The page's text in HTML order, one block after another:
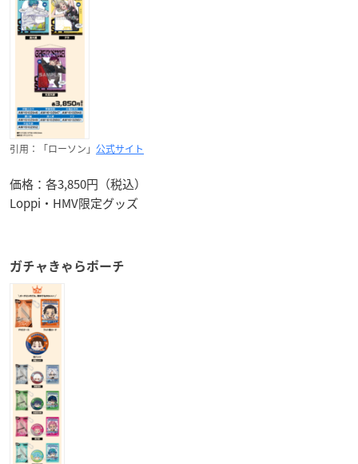
引用：「ローソン」 公式サイト
価格：各3,850円（税込）
Loppi・HMV限定グッズ
ガチャきゃらポーチ